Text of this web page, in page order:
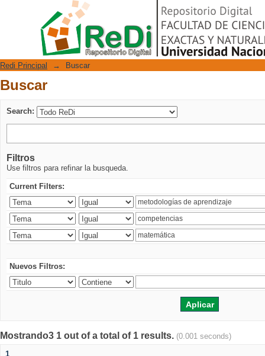
Repositorio Digital
Redi Principal → Buscar
Buscar
Search:
Filtros
Use filtros para refinar la busqueda.
Current Filters:
Nuevos Filtros:
Mostrando3 1 out of a total of 1 results. (0.001 seconds)
1